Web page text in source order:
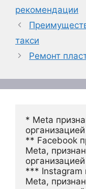
рекомендации
такси
Ремонт
* Meta
** Facebook
Meta,
*** Instagram
Meta,